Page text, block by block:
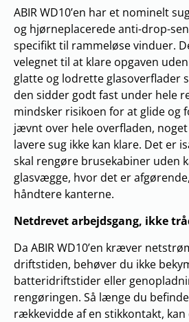
ABIR WD10’en har et nominelt
og hjørneplacerede anti-drop-
specifikt til rammeløse vinduer.
velegnet til at klare opgaven
glatte og lodrette glasoverflader
den sidder godt fast under hele
mindsker risikoen for at glide og
jævnt over hele overfladen,
lavere sug ikke kan klare. Det er
skal rengøre brusekabiner uden
glasvægge, hvor det er
håndtere kanterne.
Netdrevet arbejdsgang, ikke
Da ABIR WD10’en kræver
driftstiden, behøver du ikke
batteridriftstider eller
rengøringen. Så længe du
rækkevidde af en stikkontakt,